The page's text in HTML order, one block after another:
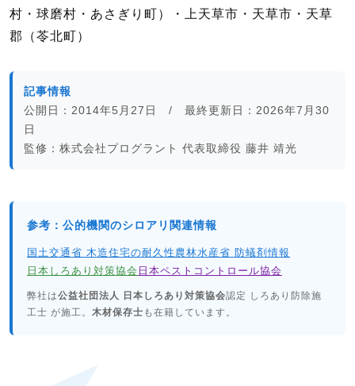
村・球磨村・あさぎり町）・上天草市・天草市・天草
郡（苓北町）
記事情報
公開日：2014年5月27日 / 最終更新日：2026年7月30
日
監修：株式会社プログラント 代表取締役 藤井 靖光
参考：公的機関のシロアリ関連情報
国土交通省 木造住宅の耐久性 農林水産省 防蟻剤情報
日本しろあり対策協会 日本ペストコントロール協会
弊社は公益社団法人 日本しろあり対策協会認定 しろあり防除施
工士 が施工。 木材保存士 も在籍しています。